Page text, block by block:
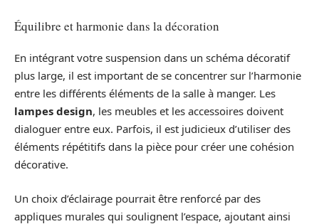
Équilibre et harmonie dans la décoration
En intégrant votre suspension dans un schéma décoratif
plus large, il est important de se concentrer sur l’harmonie
entre les différents éléments de la salle à manger. Les
lampes design, les meubles et les accessoires doivent
dialoguer entre eux. Parfois, il est judicieux d’utiliser des
éléments répétitifs dans la pièce pour créer une cohésion
décorative.
Un choix d’éclairage pourrait être renforcé par des
appliques murales qui soulignent l’espace, ajoutant ainsi